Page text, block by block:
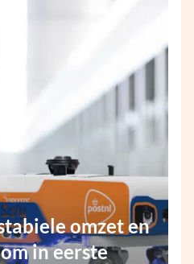
omzet en
in eerste